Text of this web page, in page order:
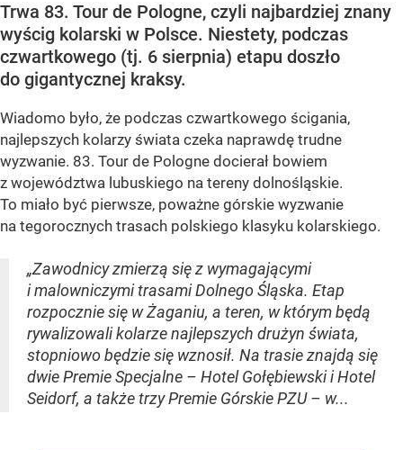
Trwa 83. Tour de Pologne, czyli najbardziej znany
wyścig kolarski w Polsce. Niestety, podczas
czwartkowego (tj. 6 sierpnia) etapu doszło
do gigantycznej kraksy.
Wiadomo było, że podczas czwartkowego ścigania,
najlepszych kolarzy świata czeka naprawdę trudne
wyzwanie. 83. Tour de Pologne docierał bowiem
z województwa lubuskiego na tereny dolnośląskie.
To miało być pierwsze, poważne górskie wyzwanie
na tegorocznych trasach polskiego klasyku kolarskiego.
„Zawodnicy zmierzą się z wymagającymi
i malowniczymi trasami Dolnego Śląska. Etap
rozpocznie się w Żaganiu, a teren, w którym będą
rywalizowali kolarze najlepszych drużyn świata,
stopniowo będzie się wznosił. Na trasie znajdą się
dwie Premie Specjalne – Hotel Gołębiewski i Hotel
Seidorf, a także trzy Premie Górskie PZU – w...